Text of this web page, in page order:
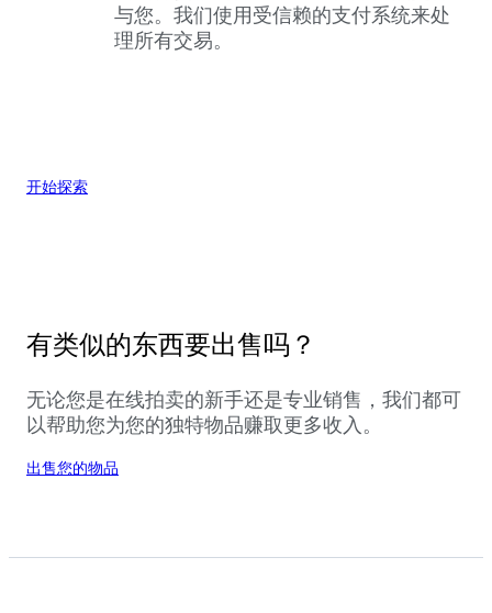
与您。我们使用受信赖的支付系统来处
理所有交易。
开始探索
有类似的东西要出售吗？
无论您是在线拍卖的新手还是专业销售，我们都可
以帮助您为您的独特物品赚取更多收入。
出售您的物品